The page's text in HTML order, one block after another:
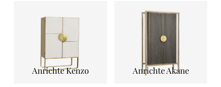
Anrichte Kenzo Anrichte Akane